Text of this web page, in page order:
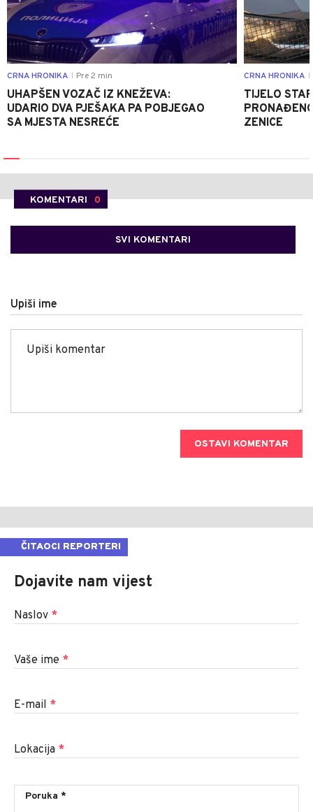
CRNA HRONIKA Pre 2 min
UHAPŠEN VOZAČ IZ KNEŽEVA:
UDARIO DVA PJEŠAKA PA POBJEGAO
SA MJESTA NESREĆE
CRNA HRONIKA
TIJELO
ZENICE
KOMENTARI 0
SVI KOMENTARI
Upiši ime
OSTAVI KOMENTAR
ČITAOCI REPORTERI
Dojavite nam vijest
Naslov *
Vaše ime *
E-mail *
Lokacija *